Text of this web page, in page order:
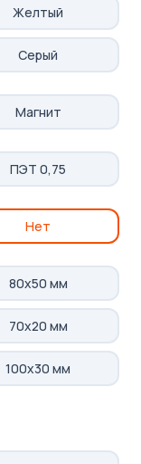
Желтый
Серый
Магнит
ПЭТ 0,75
Нет
80х50 мм
70х20 мм
100х30 мм